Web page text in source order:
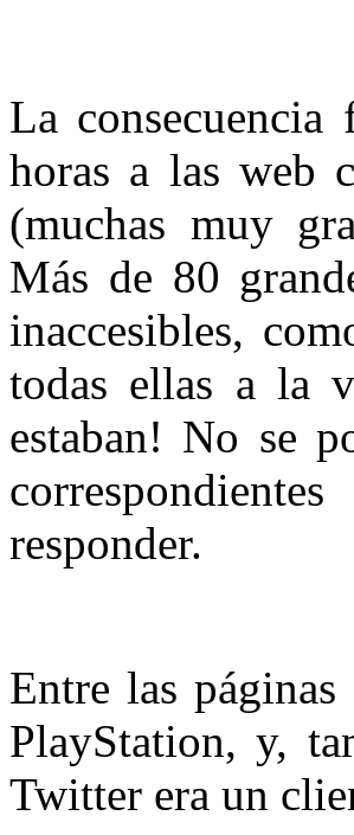
La consecuencia
horas a las web
(muchas muy
Más de 80
inaccesibles,
todas ellas a la
estaban! No se
responder.
Entre las
PlayStation, y,
Twitter era un